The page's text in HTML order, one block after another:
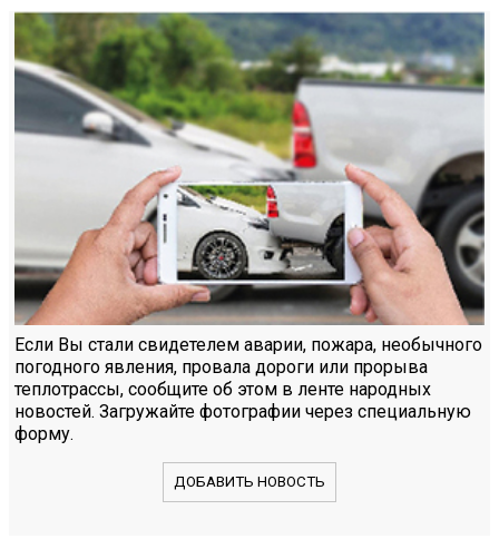
Если Вы стали свидетелем аварии, пожара, необычного
погодного явления, провала дороги или прорыва
теплотрассы, сообщите об этом в ленте народных
новостей. Загружайте фотографии через специальную
форму.
ДОБАВИТЬ НОВОСТЬ